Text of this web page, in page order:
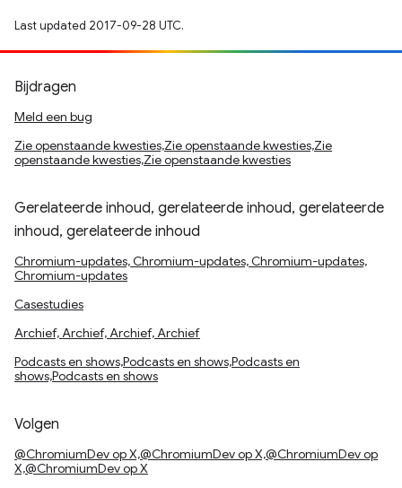
Last updated 2017-09-28 UTC.
Bijdragen
Meld een bug
Zie openstaande kwesties,Zie openstaande kwesties,Zie
openstaande kwesties,Zie openstaande kwesties
Gerelateerde inhoud, gerelateerde inhoud, gerelateerde
inhoud, gerelateerde inhoud
Chromium-updates, Chromium-updates, Chromium-updates,
Chromium-updates
Casestudies
Archief, Archief, Archief, Archief
Podcasts en shows,Podcasts en shows,Podcasts en
shows,Podcasts en shows
Volgen
@ChromiumDev op X,@ChromiumDev op X,@ChromiumDev op
X,@ChromiumDev op X